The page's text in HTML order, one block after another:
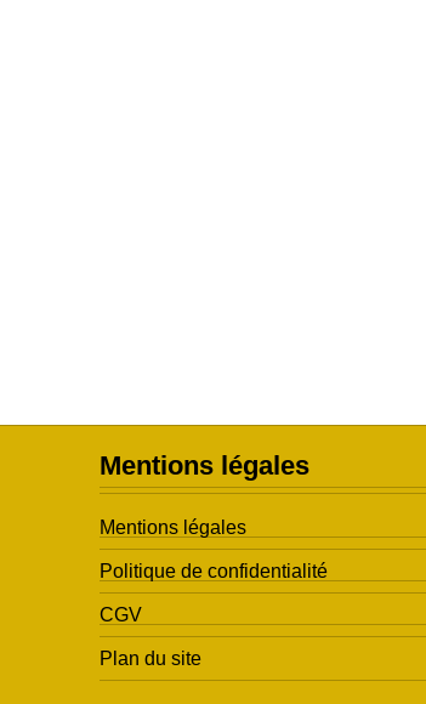
Mentions légales
Mentions légales
Politique de confidentialité
CGV
Plan du site